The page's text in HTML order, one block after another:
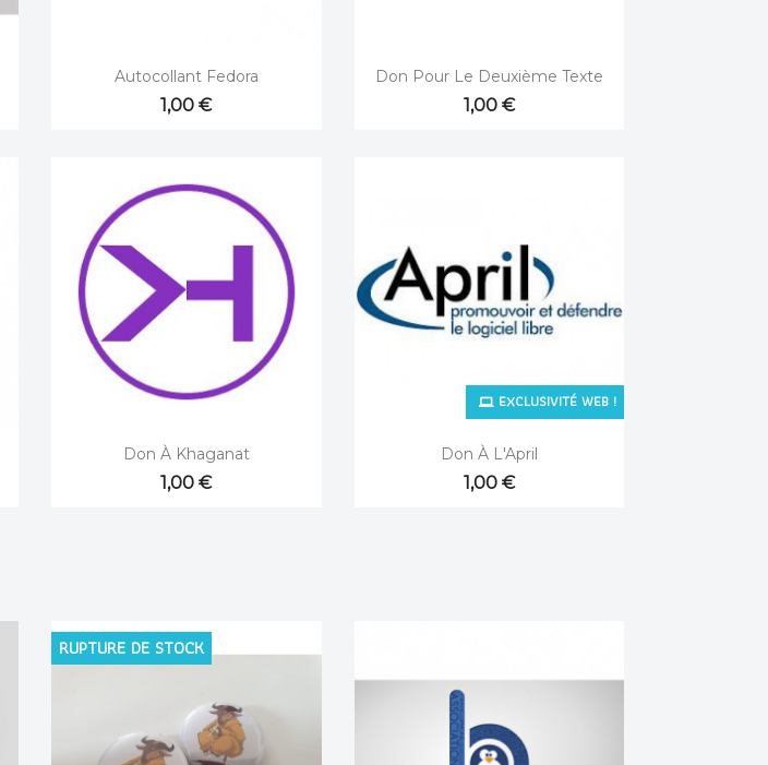
Aperçu rapide
Autocollant Fedora
1,00 €
 Aperçu rapide
Don Pour Le Deuxième Texte
1,00 €
Aperçu rapide
Don À Khaganat
1,00 €
Aperçu rapide
Don À L'April
1,00 €
EXCLUSIVITÉ WEB !
RUPTURE DE STOCK